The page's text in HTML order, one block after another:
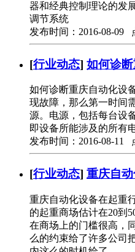
器和经典控制理论的发
调节系统
发布时间：2016-08-09
[行业动态] 如何诊
如何诊断重庆自动化设
现故障，那么第一时间
源。电源，包括每台设
即设备所能涉及的所有
发布时间：2016-08-11
[行业动态] 重庆自
重庆自动化设备在起重
的起重商场估计在20到
在商场上的门槛很高，
么的约束给了许多公司